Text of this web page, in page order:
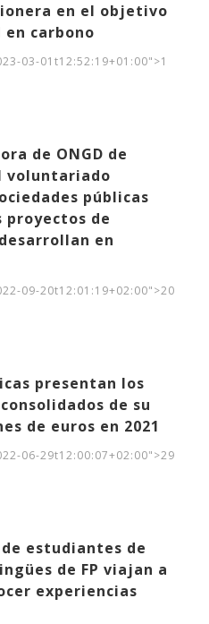
en el objetivo
carbono
03-01t12:52:19+01:00">1
de ONGD de
voluntariado
públicas
proyectos de
en
09-20t12:01:19+02:00">20
presentan los
de su
de euros en 2021
06-29t12:00:07+02:00">29
estudiantes de
de FP viajan a
experiencias